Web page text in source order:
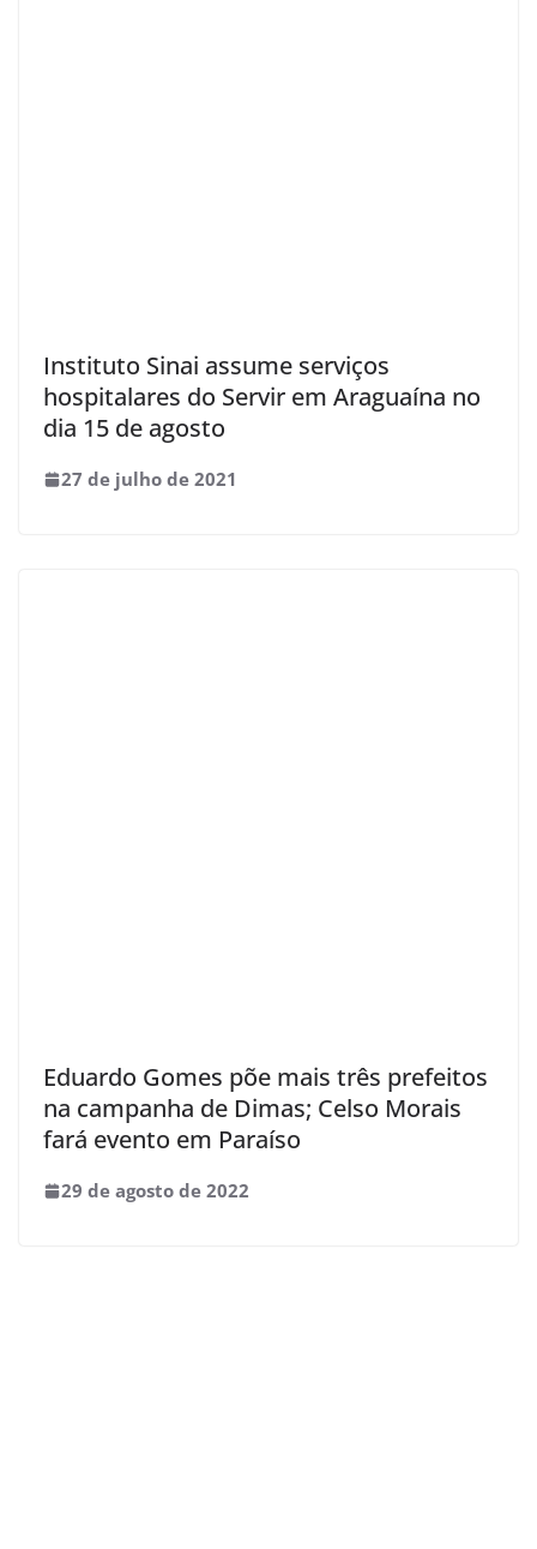
Instituto Sinai assume serviços
hospitalares do Servir em Araguaína no
dia 15 de agosto
27 de julho de 2021
Eduardo Gomes põe mais três prefeitos
na campanha de Dimas; Celso Morais
fará evento em Paraíso
29 de agosto de 2022